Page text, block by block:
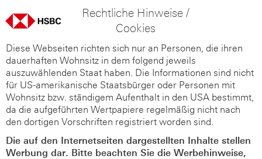
Rechtliche Hinweise /
Cookies
Diese Webseiten richten sich nur an Personen, die ihren
dauerhaften Wohnsitz in dem folgend jeweils
auszuwählenden Staat haben. Die Informationen sind nicht
für US-amerikanische Staatsbürger oder Personen mit
Wohnsitz bzw. ständigem Aufenthalt in den USA bestimmt,
da die aufgeführten Wertpapiere regelmäßig nicht nach
den dortigen Vorschriften registriert worden sind.
Die auf den Internetseiten dargestellten Inhalte stellen
Werbung dar. Bitte beachten Sie die Werbehinweise,